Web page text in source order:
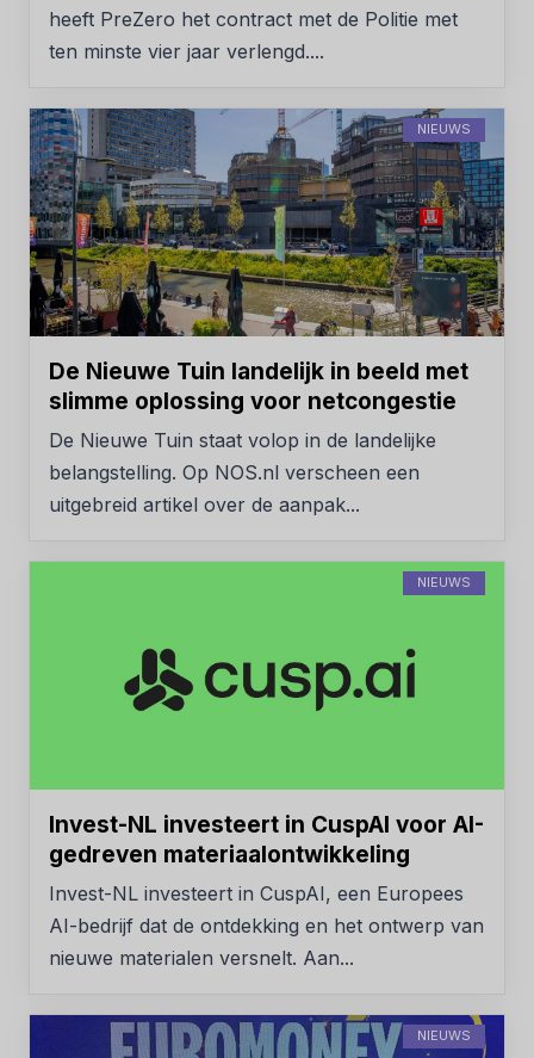
heeft PreZero het contract met de Politie met
ten minste vier jaar verlengd....
NIEUWS
De Nieuwe Tuin landelijk in beeld met
slimme oplossing voor netcongestie
De Nieuwe Tuin staat volop in de landelijke
belangstelling. Op NOS.nl verscheen een
uitgebreid artikel over de aanpak...
NIEUWS
Invest-NL investeert in CuspAI voor AI-
gedreven materiaalontwikkeling
Invest-NL investeert in CuspAI, een Europees
AI-bedrijf dat de ontdekking en het ontwerp van
nieuwe materialen versnelt. Aan...
NIEUWS